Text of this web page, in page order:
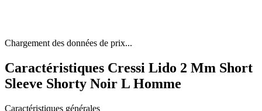
Chargement des données de prix...
Caractéristiques Cressi Lido 2 Mm Short
Sleeve Shorty Noir L Homme
Caractéristiques générales